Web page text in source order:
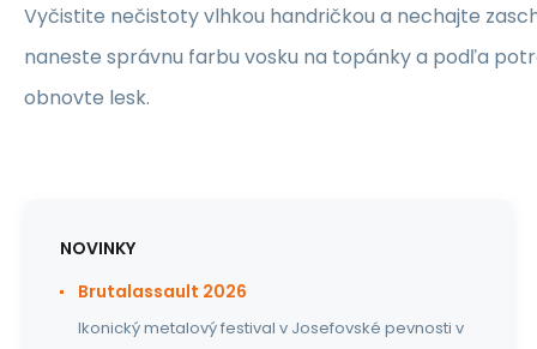
Vyčistite nečistoty vlhkou handričkou a nechajte
naneste správnu farbu vosku na topánky a podľa
obnovte lesk.
NOVINKY
Brutalassault 2026
Ikonický metalový festival v Josefovské pevnosti v